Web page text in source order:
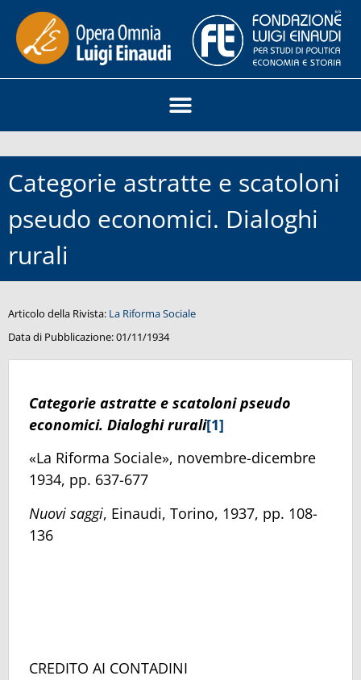
Categorie astratte e scatoloni
pseudo economici. Dialoghi
rurali
Articolo della Rivista: La Riforma Sociale
Data di Pubblicazione:01/11/1934
Categorie astratte e scatoloni pseudo
economici. Dialoghi rurali[1]
«La Riforma Sociale», novembre-dicembre
1934, pp. 637-677
Nuovi saggi, Einaudi, Torino, 1937, pp. 108-
136
CREDITO AI CONTADINI